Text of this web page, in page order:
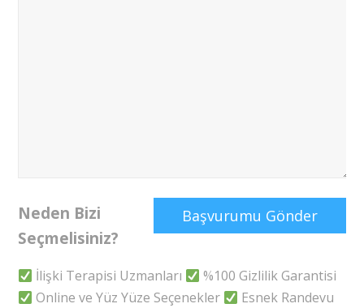
Neden Bizi
Seçmelisiniz?
İlişki Terapisi Uzmanları
%100 Gizlilik Garantisi
Online ve Yüz Yüze Seçenekler
Esnek Randevu